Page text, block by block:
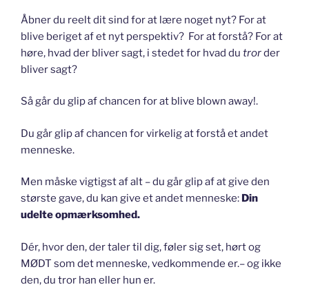
Åbner du reelt dit sind for at lære noget nyt? For at
blive beriget af et nyt perspektiv? For at forstå? For at
høre, hvad der bliver sagt, i stedet for hvad du trorder
bliver sagt?
Så går du glip af chancen for at blive blown away!.
Du går glip af chancen for virkelig at forstå et andet
menneske.
Men måske vigtigst af alt – du går glip af at give den
største gave, du kan give et andet menneske: Din
udelte opmærksomhed.
Dér, hvor den, der taler til dig, føler sig set, hørt og
MØDT som det menneske, vedkommende er.– og ikke
den, du tror han eller hun er.